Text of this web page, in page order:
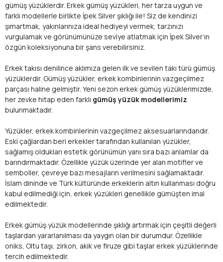
gümüş yüzüklerdir. Erkek gümüş yüzükleri, her tarza uygun ve
farklı modellerle birlikte İpek Silver şıklığı ile! Siz de kendinizi
şımartmak, yakınlarınıza ideal hediyeyi vermek, tarzınızı
vurgulamak ve görünümünüze seviye atlatmak için İpek Silver’ın
özgün koleksiyonuna bir şans verebilirsiniz.
Erkek takısı denilince aklımıza gelen ilk ve sevilen takı türü gümüş
yüzüklerdir. Gümüş yüzükler, erkek kombinlerinin vazgeçilmez
parçası haline gelmiştir. Yeni sezon erkek gümüş yüzüklerimizde,
her zevke hitap eden farklı gümüş yüzük modellerimiz
bulunmaktadır.
Yüzükler, erkek kombinlerinin vazgeçilmez aksesuarlarındandır.
Eski çağlardan beri erkekler tarafından kullanılan yüzükler,
sağlamış oldukları estetik görünümün yanı sıra bazı anlamlar da
barındırmaktadır. Özellikle yüzük üzerinde yer alan motifler ve
semboller, çevreye bazı mesajların verilmesini sağlamaktadır.
İslam dininde ve Türk kültüründe erkeklerin altın kullanması doğru
kabul edilmediği için, erkek yüzükleri genellikle gümüşten imal
edilmektedir.
Erkek gümüş yüzük modellerinde şıklığı artırmak için çeşitli değerli
taşlardan yararlanılması da yaygın olan bir durumdur. Özellikle
oniks, Oltu taşı, zirkon, akik ve firuze gibi taşlar erkek yüzüklerinde
tercih edilmektedir.